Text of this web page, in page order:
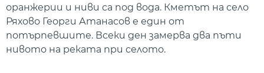
оранжерии и ниви са под вода. Кметът на село
Ряхово Георги Атанасов е един от
потърпевшите. Всеки ден замерва два пъти
нивото на реката при селото.